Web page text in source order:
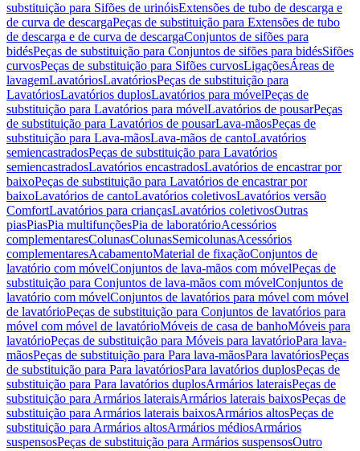
substituição para Sifões de urinóisExtensões de tubo de descarga e
de curva de descargaPeças de substituição para Extensões de tubo
de descarga e de curva de descargaConjuntos de sifões para
bidésPeças de substituição para Conjuntos de sifões para bidésSifões
curvosPeças de substituição para Sifões curvosLigaçõesÁreas de
lavagemLavatóriosLavatóriosPeças de substituição para
LavatóriosLavatórios duplosLavatórios para móvelPeças de
substituição para Lavatórios para móvelLavatórios de pousarPeças
de substituição para Lavatórios de pousarLava-mãosPeças de
substituição para Lava-mãosLava-mãos de cantoLavatórios
semiencastradosPeças de substituição para Lavatórios
semiencastradosLavatórios encastradosLavatórios de encastrar por
baixoPeças de substituição para Lavatórios de encastrar por
baixoLavatórios de cantoLavatórios coletivosLavatórios versão
ComfortLavatórios para criançasLavatórios coletivosOutras
piasPiasPia multifunçõesPia de laboratórioAcessórios
complementaresColunasColunasSemicolunasAcessórios
complementaresAcabamentoMaterial de fixaçãoConjuntos de
lavatório com móvelConjuntos de lava-mãos com móvelPeças de
substituição para Conjuntos de lava-mãos com móvelConjuntos de
lavatório com móvelConjuntos de lavatórios para móvel com móvel
de lavatórioPeças de substituição para Conjuntos de lavatórios para
móvel com móvel de lavatórioMóveis de casa de banhoMóveis para
lavatórioPeças de substituição para Móveis para lavatórioPara lava-
mãosPeças de substituição para Para lava-mãosPara lavatóriosPeças
de substituição para Para lavatóriosPara lavatórios duplosPeças de
substituição para Para lavatórios duplosArmários lateraisPeças de
substituição para Armários lateraisArmários laterais baixosPeças de
substituição para Armários laterais baixosArmários altosPeças de
substituição para Armários altosArmários médiosArmários
suspensosPeças de substituição para Armários suspensosOutro